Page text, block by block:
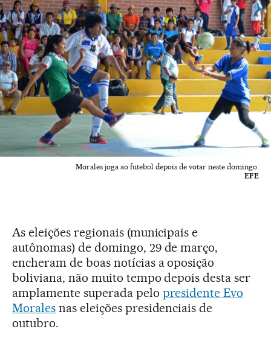
Morales joga ao futebol depois de votar neste domingo.
EFE
As eleições regionais (municipais e
autônomas) de domingo, 29 de março,
encheram de boas notícias a oposição
boliviana, não muito tempo depois desta ser
amplamente superada pelo presidente Evo
Moralesnas eleições presidenciais de
outubro.